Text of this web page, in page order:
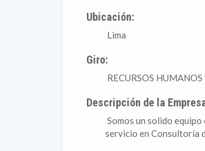
Ubicación:
Lima
Giro:
RECURSOS HUMANOS
Descripción de la
Somos un solido
servicio en Consultoría